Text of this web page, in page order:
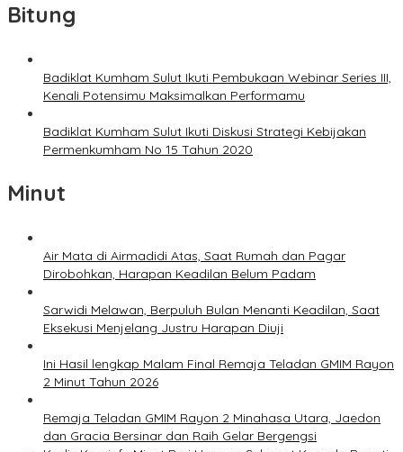
Bitung
Badiklat Kumham Sulut Ikuti Pembukaan Webinar Series III,
Kenali Potensimu Maksimalkan Performamu
Badiklat Kumham Sulut Ikuti Diskusi Strategi Kebijakan
Permenkumham No 15 Tahun 2020
Minut
Air Mata di Airmadidi Atas, Saat Rumah dan Pagar
Dirobohkan, Harapan Keadilan Belum Padam
Sarwidi Melawan, Berpuluh Bulan Menanti Keadilan, Saat
Eksekusi Menjelang Justru Harapan Diuji
Ini Hasil lengkap Malam Final Remaja Teladan GMIM Rayon
2 Minut Tahun 2026
Remaja Teladan GMIM Rayon 2 Minahasa Utara, Jaedon
dan Gracia Bersinar dan Raih Gelar Bergengsi